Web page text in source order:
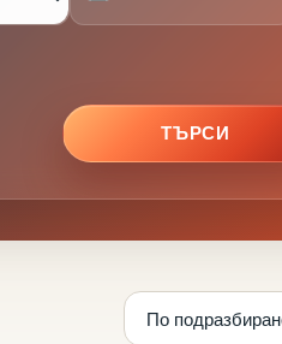
ТЪРСИ